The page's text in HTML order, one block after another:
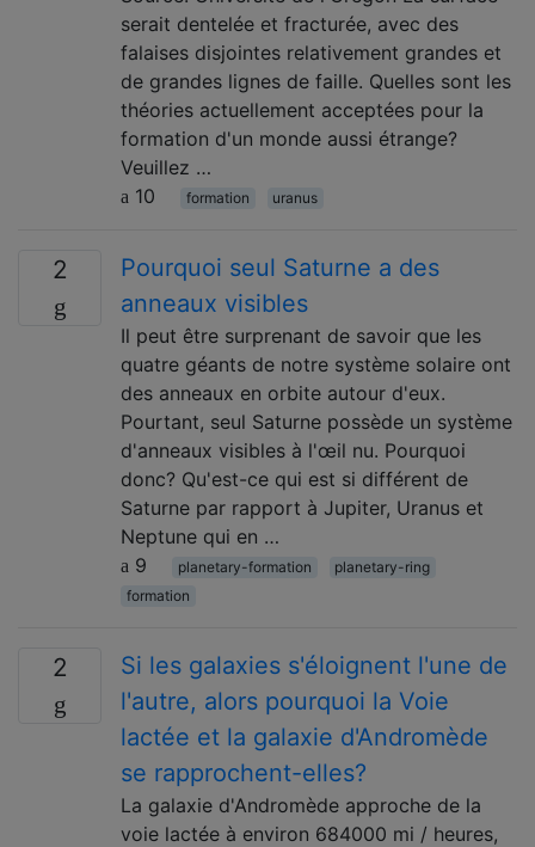
serait dentelée et fracturée, avec des
falaises disjointes relativement grandes et
de grandes lignes de faille. Quelles sont les
théories actuellement acceptées pour la
formation d'un monde aussi étrange?
Veuillez …
10
formation uranus
2
Pourquoi seul Saturne a des
anneaux visibles
Il peut être surprenant de savoir que les
quatre géants de notre système solaire ont
des anneaux en orbite autour d'eux.
Pourtant, seul Saturne possède un système
d'anneaux visibles à l'œil nu. Pourquoi
donc? Qu'est-ce qui est si différent de
Saturne par rapport à Jupiter, Uranus et
Neptune qui en …
9
planetary-formation
planetary-ring
formation
2
Si les galaxies s'éloignent l'une de
l'autre, alors pourquoi la Voie
lactée et la galaxie d'Andromède
se rapprochent-elles?
La galaxie d'Andromède approche de la
voie lactée à environ 684000 mi / heures,